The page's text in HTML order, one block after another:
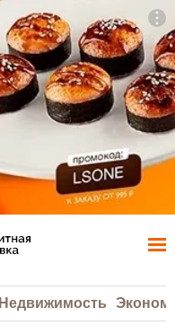
Недвижимость